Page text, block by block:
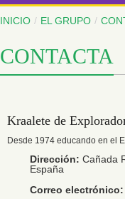
INICIO / EL GRUPO /
CONTACTA
Kraalete de
Desde 1974 educando en el
Dirección: Cañada
España
Correo electrónico: